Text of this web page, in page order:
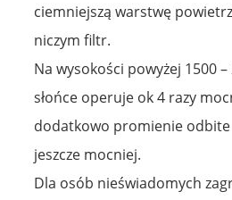
ciemniejszą warstwę
niczym filtr.
Na wysokości powyżej 1500
słońce operuje ok 4 razy
dodatkowo promienie odbite
jeszcze mocniej.
Dla osób nieświadomych